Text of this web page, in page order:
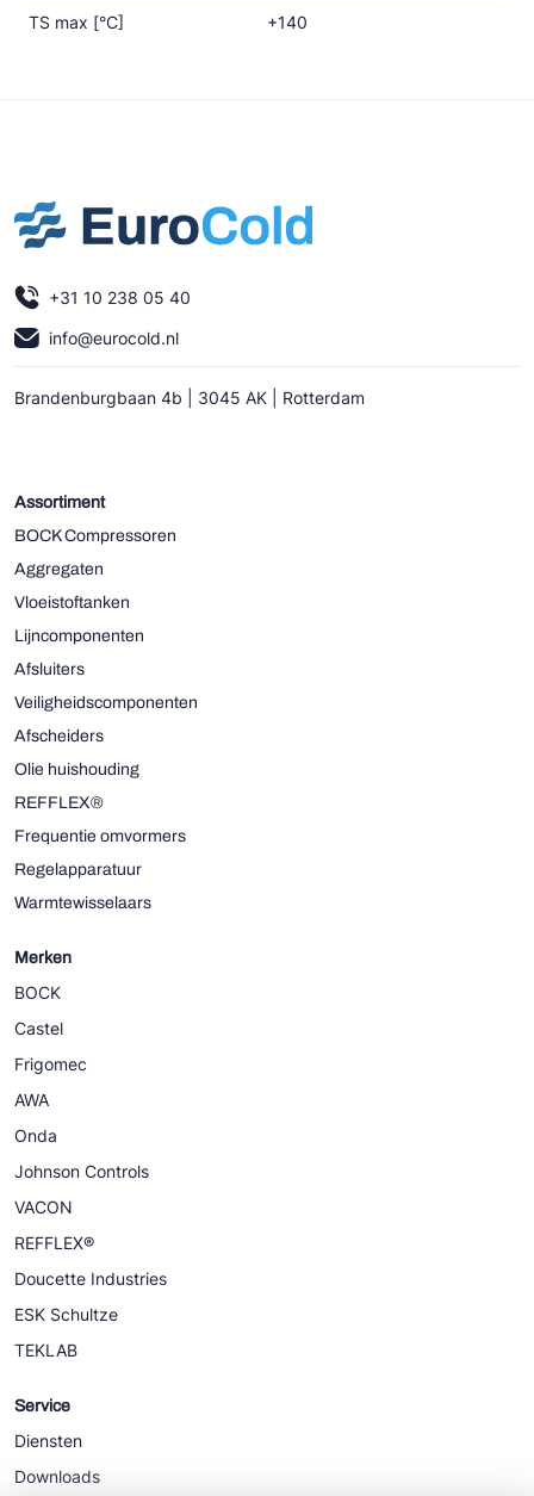
TS max [°C] +140
+31 10 238 05 40
info@eurocold.nl
Brandenburgbaan 4b | 3045 AK | Rotterdam
Assortiment
BOCK Compressoren
Aggregaten
Vloeistoftanken
Lijncomponenten
Afsluiters
Veiligheidscomponenten
Afscheiders
Olie huishouding
REFFLEX®
Frequentie omvormers
Regelapparatuur
Warmtewisselaars
Merken
BOCK
Castel
Frigomec
AWA
Onda
Johnson Controls
VACON
REFFLEX®
Doucette Industries
ESK Schultze
TEKLAB
Service
Diensten
Downloads